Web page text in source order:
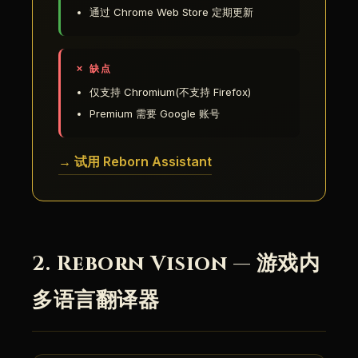
通过 Chrome Web Store 定期更新
✗ 缺点
仅支持 Chromium(不支持 Firefox)
Premium 需要 Google 账号
→ 试用 Reborn Assistant
2. Reborn Vision — 游戏内
多语言翻译器